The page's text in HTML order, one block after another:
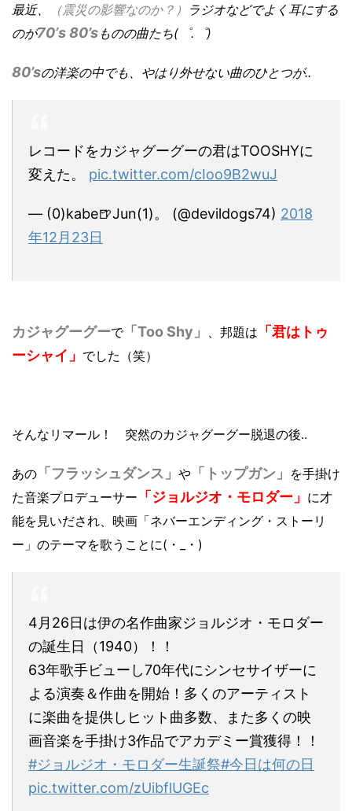
最近、 （震災の影響なのか？） ラジオなどでよく耳にする
のが70’s 80’s ものの曲たち(゜.゜)
80’sの洋楽の中でも、やはり外せない曲のひとつが..
レコードをカジャグーグーの君はTOOSHYに
変えた。 pic.twitter.com/cIoo9B2wuJ
— (0)kabe🍺Jun(1)。 (@devildogs74) 2018
年12月23日
カジャグーグーで「Too Shy」 、邦題は 「君はトゥ
ーシャイ」 でした（笑）
そんなリマール！ 突然のカジャグーグー脱退の後..
あの 「フラッシュダンス」 や 「トップガン」 を手掛け
た音楽プロデューサー 「ジョルジオ・モロダー」 に才
能を見いだされ、映画「ネバーエンディング・ストーリ
ー」のテーマを歌うことに(・_・)
4月26日は伊の名作曲家ジョルジオ・モロダー
の誕生日（1940）！！
63年歌手ビューし70年代にシンセサイザーに
よる演奏＆作曲を開始！多くのアーティスト
に楽曲を提供しヒット曲多数、また多くの映
画音楽を手掛け3作品でアカデミー賞獲得！！
#ジョルジオ・モロダー生誕祭#今日は何の日
pic.twitter.com/zUibflUGEc